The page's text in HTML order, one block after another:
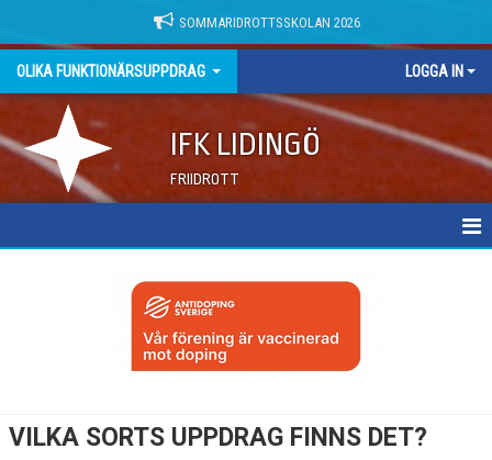
SOMMARIDROTTSSKOLAN 2026
OLIKA FUNKTIONÄRSUPPDRAG LOGGA IN
IFK LIDINGÖ
FRIIDROTT
VILKA SORTS UPPDRAG FINNS DET?